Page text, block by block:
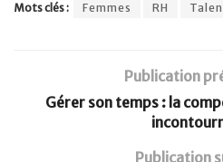
Mots clés : Femmes RH
Publication
Gérer son temps : la
Publication